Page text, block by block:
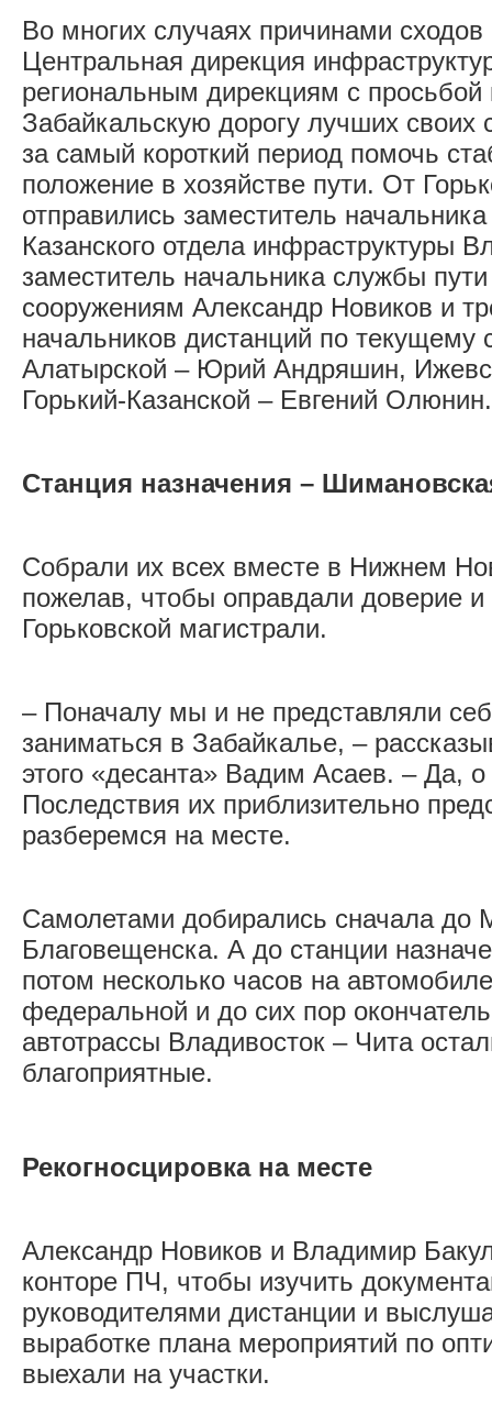
Во многих случаях причинами
Центральная дирекция
региональным дирекциям с просьбой
Забайкальскую дорогу лучших своих
за самый короткий период помочь
положение в хозяйстве пути. От
отправились заместитель
Казанского отдела инфраструктуры
заместитель начальника службы
сооружениям Александр Новиков и
начальников дистанций по текущему
Алатырской – Юрий Андряшин,
Горький-Казанской – Евгений Олюнин.
Станция назначения –
Собрали их всех вместе в Нижнем
пожелав, чтобы оправдали доверие
Горьковской магистрали.
– Поначалу мы и не представляли
заниматься в Забайкалье, –
этого «десанта» Вадим Асаев. – Да,
Последствия их приблизительно
разберемся на месте.
Самолетами добирались сначала до
Благовещенска. А до станции
потом несколько часов на
федеральной и до сих пор
автотрассы Владивосток – Чита
благоприятные.
Рекогносцировка на месте
Александр Новиков и Владимир
конторе ПЧ, чтобы изучить
руководителями дистанции и
выработке плана мероприятий по
выехали на участки.